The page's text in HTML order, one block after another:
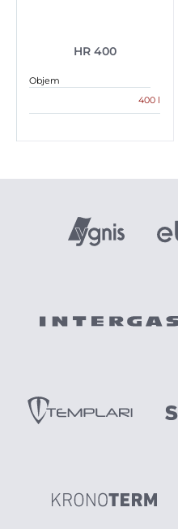
HR 400
Objem
400 l